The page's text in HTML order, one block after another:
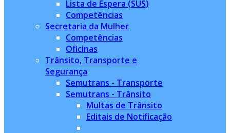
Lista de Espera (SUS)
Competências
Secretaria da Mulher
Competências
Oficinas
Trânsito, Transporte e
Segurança
Semutrans - Transporte
Semutrans - Trânsito
Multas de Trânsito
Editais de Notificação